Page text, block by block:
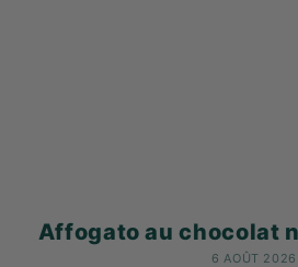
Affogato au chocolat
6 AOÛT 2026